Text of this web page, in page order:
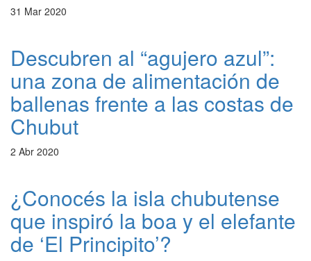
31 Mar 2020
Descubren al “agujero azul”:
una zona de alimentación de
ballenas frente a las costas de
Chubut
2 Abr 2020
¿Conocés la isla chubutense
que inspiró la boa y el elefante
de ‘El Principito’?